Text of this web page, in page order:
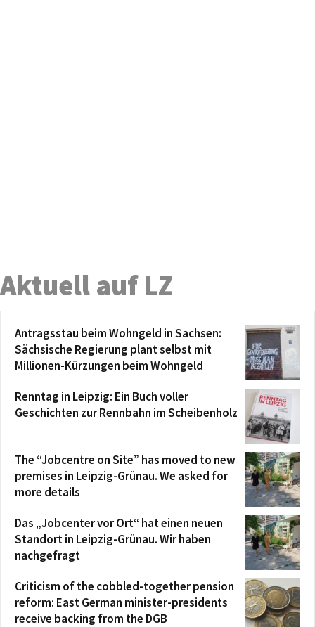
Aktuell auf LZ
Antragsstau beim Wohngeld in Sachsen:
Sächsische Regierung plant selbst mit
Millionen-Kürzungen beim Wohngeld
Renntag in Leipzig: Ein Buch voller
Geschichten zur Rennbahn im Scheibenholz
The “Jobcentre on Site” has moved to new
premises in Leipzig-Grünau. We asked for
more details
Das „Jobcenter vor Ort“ hat einen neuen
Standort in Leipzig-Grünau. Wir haben
nachgefragt
Criticism of the cobbled-together pension
reform: East German minister-presidents
receive backing from the DGB